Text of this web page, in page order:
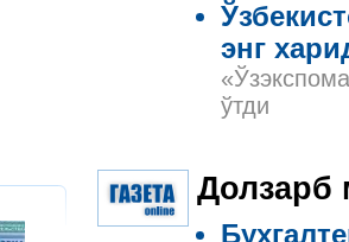
энг
ўтди
Долзарб